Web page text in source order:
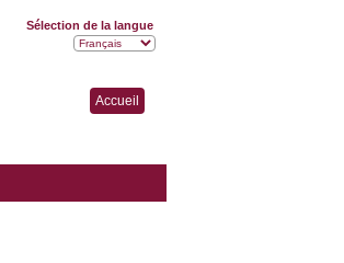
Accueil
Sélection de la langue